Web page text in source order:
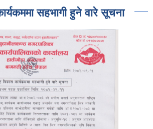
सहभागी हुने वारे सूचना